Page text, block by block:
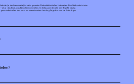
(oder Internetseite) ist dein gesamter Webauftritt mit allen Unterseiten. Eine Webseite ist eine
das Erste, was Besucher:innen sehen. Im Alltag werden alle drei Begriffe häufig
einfach alles davon: von einer einzelnen Landing Page bis zum vollständigen